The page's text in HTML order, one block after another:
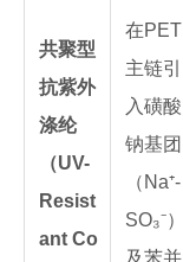
共聚型
抗紫外
涤纶
（UV-
Resist
ant Co
在PET
主链引
入磺酸
钠基团
（Na⁺-
SO₃⁻）
及苯并